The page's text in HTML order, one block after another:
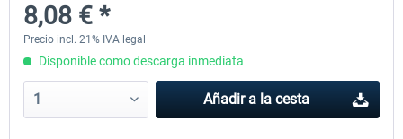
40,28 € *
8,08 € *
Precio incl. 21% IVA legal
Disponible como descarga inmediata
Añadir a la cesta